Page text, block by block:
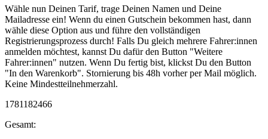
Wähle nun Deinen Tarif, trage Deinen Namen und Deine
Mailadresse ein! Wenn du einen Gutschein bekommen hast, dann
wähle diese Option aus und führe den vollständigen
Registrierungsprozess durch! Falls Du gleich mehrere Fahrer:innen
anmelden möchtest, kannst Du dafür den Button "Weitere
Fahrer:innen" nutzen. Wenn Du fertig bist, klickst Du den Button
"In den Warenkorb". Stornierung bis 48h vorher per Mail möglich.
Keine Mindestteilnehmerzahl.
1781182466
Gesamt: